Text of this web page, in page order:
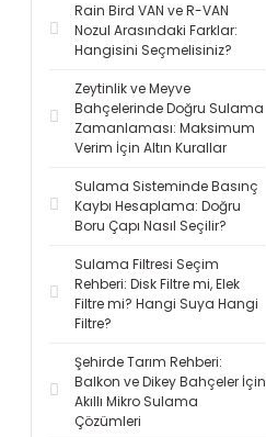
Rain Bird VAN ve R-VAN
Nozul Arasındaki Farklar:
Hangisini Seçmelisiniz?
Zeytinlik ve Meyve
Bahçelerinde Doğru Sulama
Zamanlaması: Maksimum
Verim İçin Altın Kurallar
Sulama Sisteminde Basınç
Kaybı Hesaplama: Doğru
Boru Çapı Nasıl Seçilir?
Sulama Filtresi Seçim
Rehberi: Disk Filtre mi, Elek
Filtre mi? Hangi Suya Hangi
Filtre?
Şehirde Tarım Rehberi:
Balkon ve Dikey Bahçeler İçin
Akıllı Mikro Sulama
Çözümleri